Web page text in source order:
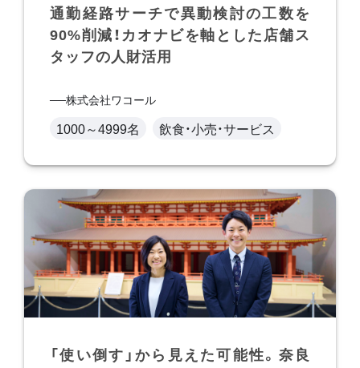
通勤経路サーチで異動検討の工数を
90%削減！カオナビを軸とした店舗ス
タッフの人財活用
株式会社ワコール
1000～4999名 飲食・小売・サービス
「使い倒す」から見えた可能性。奈良